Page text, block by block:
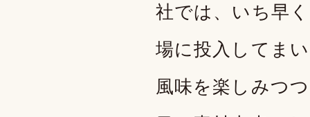
社では、いち早
場に投入してま
風味を楽しみつ